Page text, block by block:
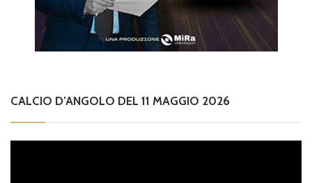
CALCIO D’ANGOLO DEL 11 MAGGIO 2026